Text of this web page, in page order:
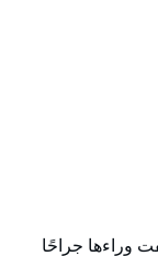
وراءها جراحًا